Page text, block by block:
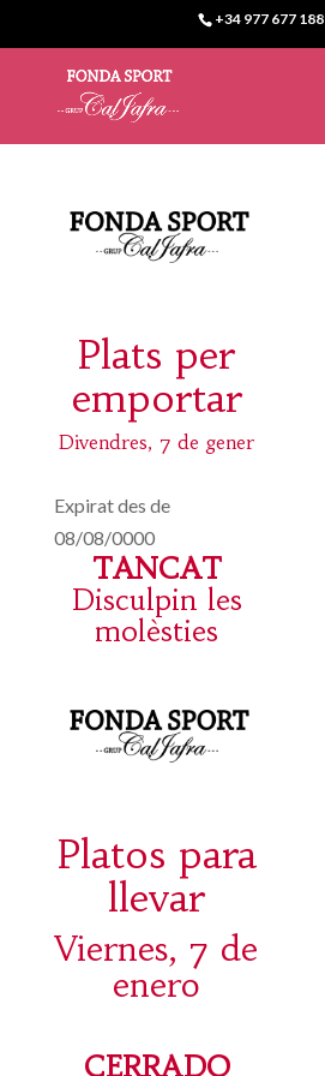
+34 977 677 188
Plats per
emportar
Divendres, 7 de gener
Expirat des de
08/08/0000
TANCAT
Disculpin les
molèsties
Platos para
llevar
Viernes, 7 de
enero
CERRADO